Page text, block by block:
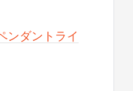
ンダントライ